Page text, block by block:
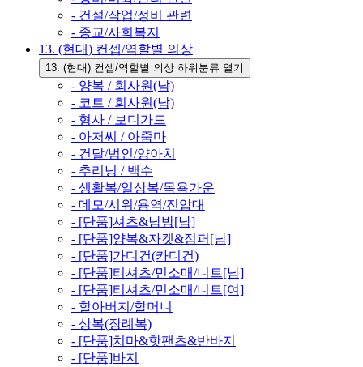
- 건설/작업/정비 관련
- 종교/사회복지
13. (현대) 컨셉/역할별 의상
13. (현대) 컨셉/역할별 의상 하위분류 열기
- 양복 / 회사원(남)
- 코트 / 회사원(남)
- 형사 / 보디가드
- 아저씨 / 아줌마
- 건달/범인/양아치
- 추리닝 / 백수
- 생활복/일상복/목욕가운
- 데모/시위/용역/진압대
- [단품]셔츠&남방[남]
- [단품]양복&자켓&점퍼[남]
- [단품]가디건(카디건)
- [단품]티셔츠/민소매/니트[남]
- [단품]티셔츠/민소매/니트[여]
- 할아버지/할머니
- 상복(장례복)
- [단품]치마&핫팬츠&반바지
- [단품]바지